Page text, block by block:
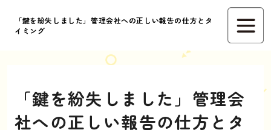
「鍵を紛失しました」管理会社への正しい報告の仕方とタ
イミング
「鍵を紛失しました」管理会
社への正しい報告の仕方とタ